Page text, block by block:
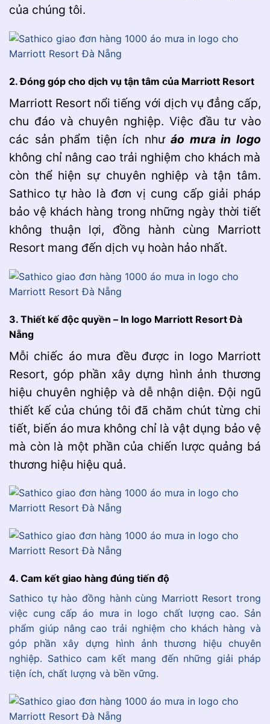
của chúng tôi.
2. Đóng góp cho dịch vụ tận tâm của Marriott Resort
Marriott Resort nổi tiếng với dịch vụ đẳng cấp,
chu đáo và chuyên nghiệp. Việc đầu tư vào
các sản phẩm tiện ích nhưáo mưa in logo
không chỉ nâng cao trải nghiệm cho khách mà
còn thể hiện sự chuyên nghiệp và tận tâm.
Sathico tự hào là đơn vị cung cấp giải pháp
bảo vệ khách hàng trong những ngày thời tiết
không thuận lợi, đồng hành cùng Marriott
Resort mang đến dịch vụ hoàn hảo nhất.
3. Thiết kế độc quyền – In logo Marriott Resort Đà
Nẵng
Mỗi chiếc áo mưa đều được in logo Marriott
Resort, góp phần xây dựng hình ảnh thương
hiệu chuyên nghiệp và dễ nhận diện. Đội ngũ
thiết kế của chúng tôi đã chăm chút từng chi
tiết, biến áo mưa không chỉ là vật dụng bảo vệ
mà còn là một phần của chiến lược quảng bá
thương hiệu hiệu quả.
4. Cam kết giao hàng đúng tiến độ
Sathico tự hào đồng hành cùng Marriott Resort trong
việc cung cấp áo mưa in logo chất lượng cao. Sản
phẩm giúp nâng cao trải nghiệm cho khách hàng và
góp phần xây dựng hình ảnh thương hiệu chuyên
nghiệp. Sathico cam kết mang đến những giải pháp
tiện ích, chất lượng và bền vững.